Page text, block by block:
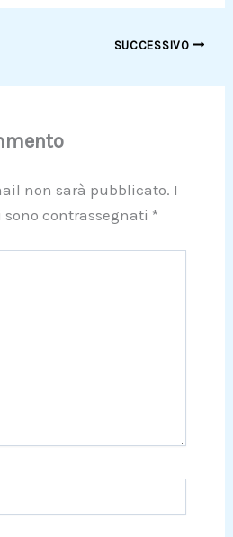
SUCCESSIVO
non sarà pubblicato. I
contrassegnati *